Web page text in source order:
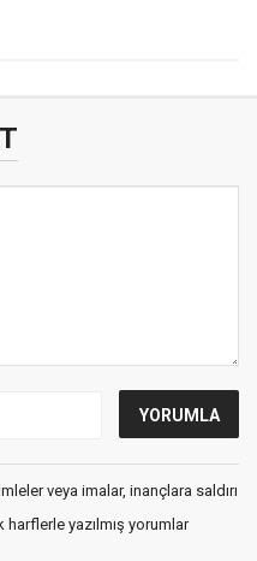
veya imalar, inançlara saldırı
yazılmış yorumlar